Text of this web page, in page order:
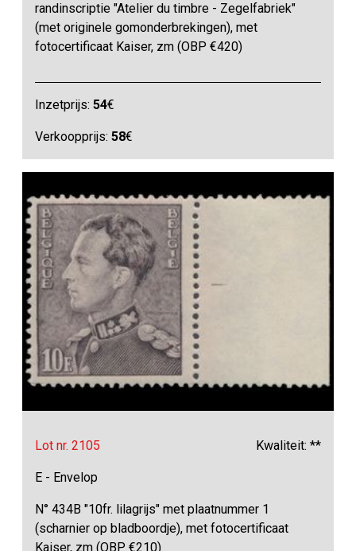
randinscriptie "Atelier du timbre - Zegelfabriek"
(met originele gomonderbrekingen), met
fotocertificaat Kaiser, zm (OBP €420)
Inzetprijs:54€
Verkoopprijs:58€
Lot nr. 2105 Kwaliteit: **
E - Envelop
N° 434B "10fr. lilagrijs" met plaatnummer 1
(scharnier op bladboordje), met fotocertificaat
Kaiser, zm (OBP €210)